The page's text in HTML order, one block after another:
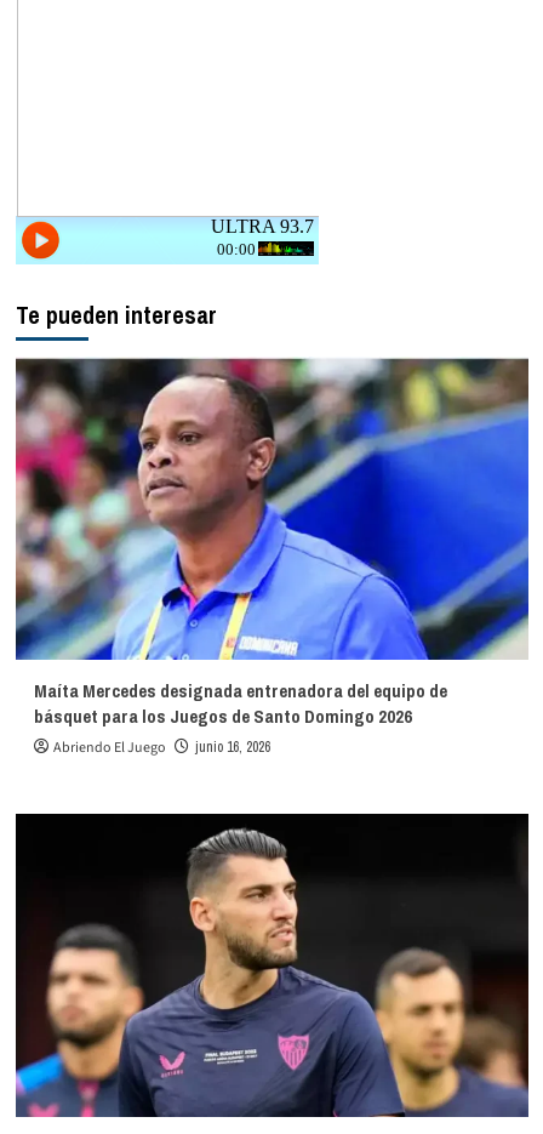
Te pueden interesar
Maíta Mercedes designada entrenadora del equipo de
básquet para los Juegos de Santo Domingo 2026
Abriendo El Juego junio 16, 2026